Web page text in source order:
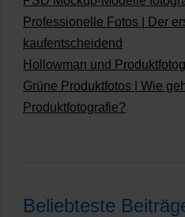
Professionelle Fotos | Der
kaufentscheidend
Hollowman und
Grüne Produktfotos | Wie
Produktfotografie?
Beliebteste